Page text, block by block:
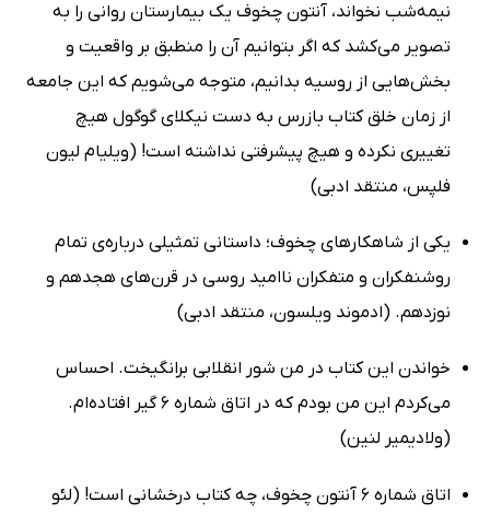
نیمه‌شب نخواند، آنتون چخوف یک بیمارستان روانی را به
تصویر می‌کشد که اگر بتوانیم آن را منطبق بر واقعیت و
بخش‌هایی از روسیه بدانیم، متوجه می‌شویم که این جامعه
از زمان خلق کتاب بازرس به دست نیکلای گوگول هیچ
تغییری نکرده و هیچ پیشرفتی نداشته است! (ویلیام لیون
فلپس، منتقد ادبی)
یکی از شاهکارهای چخوف؛ داستانی تمثیلی درباره‌ی تمام
روشنفکران و متفکران ناامید روسی در قرن‌های هجدهم و
نوزدهم. (ادموند ویلسون، منتقد ادبی)
خواندن این کتاب در من شور انقلابی برانگیخت. احساس
می‌کردم این من بودم که در اتاق شماره 6 گیر افتاده‌ام.
(ولادیمیر لنین)
اتاق شماره 6 آنتون چخوف، چه کتاب درخشانی است! (لئو